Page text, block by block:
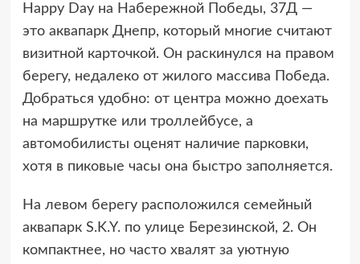
Happy Day на Набережной Победы, 37Д —
это аквапарк Днепр, который многие считают
визитной карточкой. Он раскинулся на правом
берегу, недалеко от жилого массива Победа.
Добраться удобно: от центра можно доехать
на маршрутке или троллейбусе, а
автомобилисты оценят наличие парковки,
хотя в пиковые часы она быстро заполняется.
На левом берегу расположился семейный
аквапарк S.K.Y. по улице Березинской, 2. Он
компактнее, но часто хвалят за уютную